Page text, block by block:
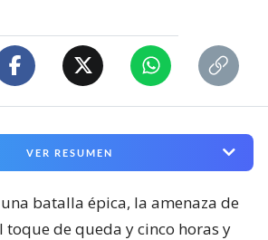
VER RESUMEN
batalla épica, la amenaza de
toque de queda y cinco horas y